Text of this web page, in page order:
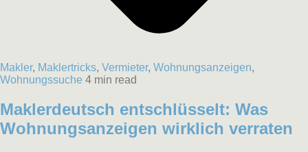
Makler, Maklertricks, Vermieter, Wohnungsanzeigen,
Wohnungssuche 4 min read
Maklerdeutsch entschlüsselt: Was
Wohnungsanzeigen wirklich verraten